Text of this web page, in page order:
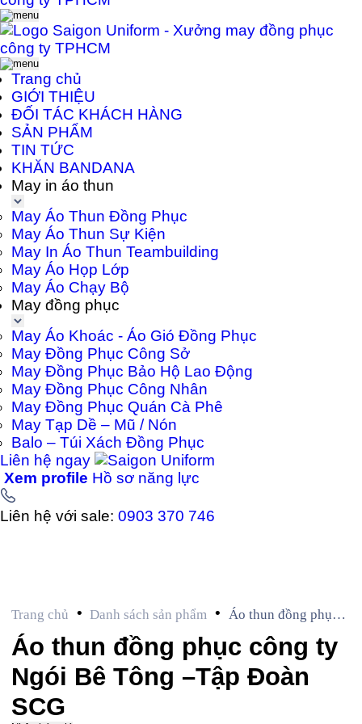
Trang chủ
GIỚI THIỆU
ĐỐI TÁC KHÁCH HÀNG
SẢN PHẨM
TIN TỨC
KHĂN BANDANA
May in áo thun
May Áo Thun Đồng Phục
May Áo Thun Sự Kiện
May In Áo Thun Teambuilding
May Áo Họp Lớp
May Áo Chạy Bộ
May đồng phục
May Áo Khoác - Áo Gió Đồng Phục
May Đồng Phục Công Sở
May Đồng Phục Bảo Hộ Lao Động
May Đồng Phục Công Nhân
May Đồng Phục Quán Cà Phê
May Tạp Dề – Mũ / Nón
Balo – Túi Xách Đồng Phục
Liên hệ ngay
Xem profile Hồ sơ năng lực
Liên hệ với sale: 0903 370 746
Trang chủ • Danh sách sản phẩm •
Áo thun đồng phục
công ty Ngói Bê
Tông –Tập Đoàn
SCG
Áo thun đồng phục công ty
Ngói Bê Tông –Tập Đoàn
SCG